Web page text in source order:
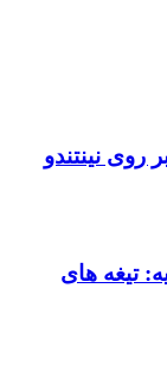
نینتندو
تیغه های